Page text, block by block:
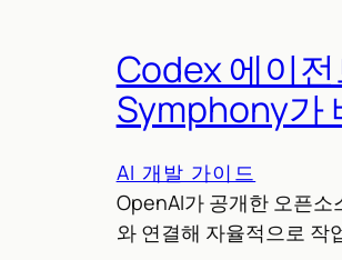
Codex 에이
Symphony가
AI 개발 가이드
OpenAI가 공개한 오픈
와 연결해 자율적으로 작